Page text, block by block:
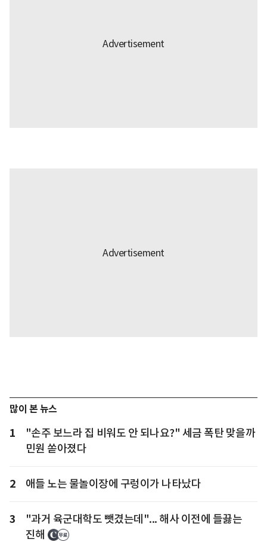
많이 본 뉴스
1
"손주 보느라 집 비워도 안 되나요?" 세금 폭탄 맞을까
민원 쏟아졌다
2 애들 노는 물놀이장에 구렁이가 나타났다
3
"과거 육군대학도 뺏겼는데"... 해사 이전에 들끓는
진해